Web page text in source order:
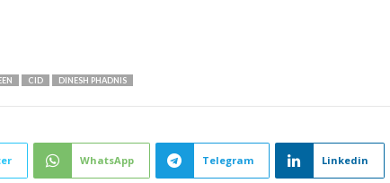
CID DINESH PHADNIS
WhatsApp Telegram Linkedin